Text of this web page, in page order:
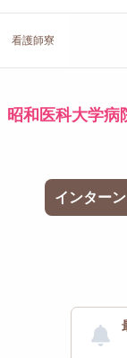
看護師寮
昭和医科大学
インターン